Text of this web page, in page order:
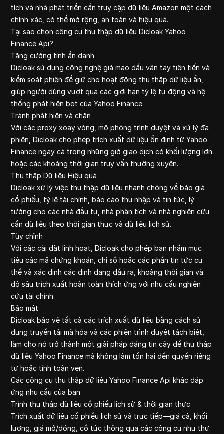
tích và nhà phát triển cần truy cập dữ liệu Amazon một cách
chính xác, có thể mở rộng, an toàn và hiệu quả.
Tại sao chọn công cụ thu thập dữ liệu Dicloak Yahoo
Finance Api?
Tăng cường tính ẩn danh
Dicloak sử dụng công nghệ giả mạo dấu vân tay tiên tiến và
kiểm soát phiên để giữ cho hoạt động thu thập dữ liệu ẩn,
giúp người dùng vượt qua các giới hạn tỷ lệ tự động và hệ
thống phát hiện bot của Yahoo Finance.
Tránh phát hiện và chặn
Với các proxy xoay vòng, mô phỏng trình duyệt và xử lý đa
phiên, Dicloak cho phép trích xuất dữ liệu ổn định từ Yahoo
Finance ngay cả trong những giờ giao dịch có khối lượng lớn
hoặc các khoảng thời gian truy vấn thường xuyên.
Thu thập Dữ liệu Hiệu quả
Dicloak xử lý việc thu thập dữ liệu nhanh chóng về báo giá
cổ phiếu, tỷ lệ tài chính, báo cáo thu nhập và tin tức, lý
tưởng cho các nhà đầu tư, nhà phân tích và nhà nghiên cứu
cần dữ liệu theo thời gian thực và dữ liệu lịch sử.
Tùy chỉnh
Với các cài đặt linh hoạt, Dicloak cho phép bạn nhắm mục
tiêu các mã chứng khoán, chỉ số hoặc các phần tin tức cụ
thể và xác định các định dạng đầu ra, khoảng thời gian và
độ sâu trích xuất hoàn toàn thích ứng với nhu cầu nghiên
cứu tài chính.
Bảo mật
Dicloak bảo vệ tất cả các trích xuất dữ liệu bằng cách sử
dụng truyền tải mã hóa và các phiên trình duyệt tách biệt,
làm cho nó trở thành một giải pháp đáng tin cậy để thu thập
dữ liệu Yahoo Finance mà không làm tổn hại đến quyền riêng
tư hoặc tính toàn vẹn.
Các công cụ thu thập dữ liệu Yahoo Finance Api khác đáp
ứng nhu cầu của bạn
Trình thu thập dữ liệu cổ phiếu lịch sử & thời gian thực
Trích xuất dữ liệu cổ phiếu lịch sử và trực tiếp—giá cả, khối
lượng, giá mở/đóng, cổ tức thông qua các công cụ như thư